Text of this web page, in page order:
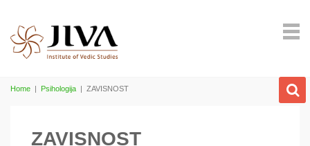
Home | Psihologija | ZAVISNOST
ZAVISNOST